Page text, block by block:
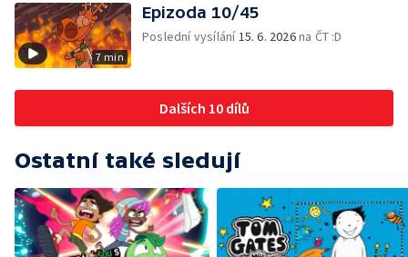
7 min
Epizoda 10/45
Poslední vysílání15. 6. 2026na ČT :D
Dalších 10 dílů
Ostatní také sledují